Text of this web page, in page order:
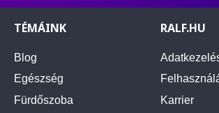
TÉMÁINK
Blog
Egészség
Fürdőszoba
RALF.HU
Karrier